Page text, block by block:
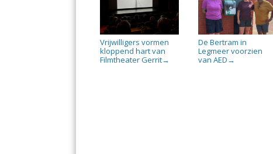
Vrijwilligers vormen
kloppend hart van
Filmtheater Gerrit→
De Bertram in
Legmeer voorzien
van AED →